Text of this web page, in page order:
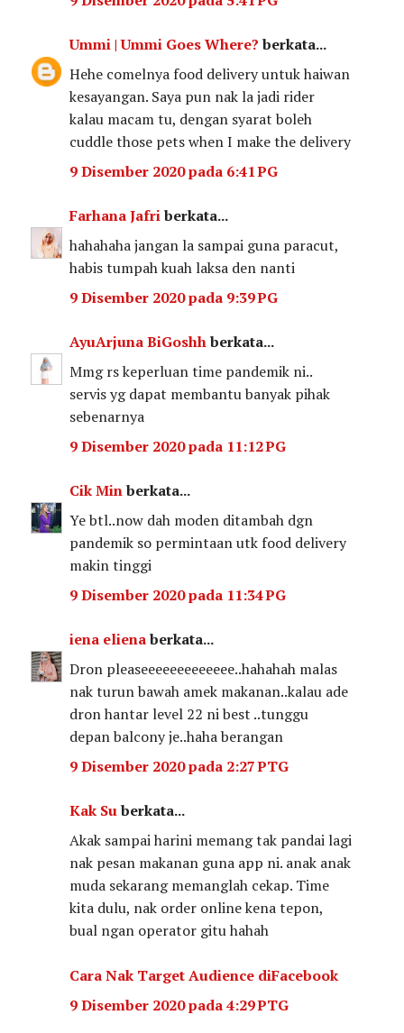
Ummi | Ummi Goes Where? berkata...
Hehe comelnya food delivery untuk haiwan
kesayangan. Saya pun nak la jadi rider
kalau macam tu, dengan syarat boleh
cuddle those pets when I make the delivery
9 Disember 2020 pada 6:41 PG
Farhana Jafriberkata...
hahahaha jangan la sampai guna paracut,
habis tumpah kuah laksa den nanti
9 Disember 2020 pada 9:39 PG
AyuArjuna BiGoshhberkata...
Mmg rs keperluan time pandemik ni..
servis yg dapat membantu banyak pihak
sebenarnya
9 Disember 2020 pada 11:12 PG
Cik Minberkata...
Ye btl..now dah moden ditambah dgn
pandemik so permintaan utk food delivery
makin tinggi
9 Disember 2020 pada 11:34 PG
iena elienaberkata...
Dron pleaseeeeeeeeeeeee..hahahah malas
nak turun bawah amek makanan..kalau ade
dron hantar level 22 ni best ..tunggu
depan balcony je..haha berangan
9 Disember 2020 pada 2:27 PTG
Kak Suberkata...
Akak sampai harini memang tak pandai lagi
nak pesan makanan guna app ni. anak anak
muda sekarang memanglah cekap. Time
kita dulu, nak order online kena tepon,
bual ngan operator gitu hahah
Cara Nak Target Audience diFacebook
9 Disember 2020 pada 4:29 PTG